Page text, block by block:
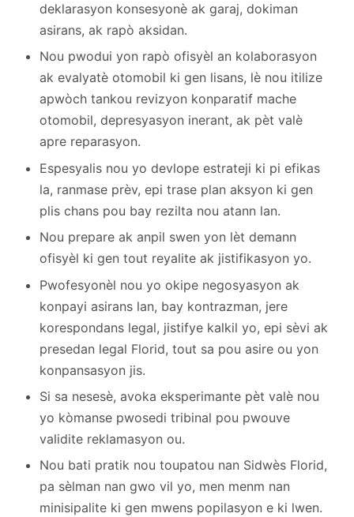
deklarasyon konsesyonè ak garaj, dokiman
asirans, ak rapò aksidan.
Nou pwodui yon rapò ofisyèl an kolaborasyon
ak evalyatè otomobil ki gen lisans, lè nou itilize
apwòch tankou revizyon konparatif mache
otomobil, depresyasyon inerant, ak pèt valè
apre reparasyon.
Espesyalis nou yo devlope estrateji ki pi efikas
la, ranmase prèv, epi trase plan aksyon ki gen
plis chans pou bay rezilta nou atann lan.
Nou prepare ak anpil swen yon lèt demann
ofisyèl ki gen tout reyalite ak jistifikasyon yo.
Pwofesyonèl nou yo okipe negosyasyon ak
konpayi asirans lan, bay kontrazman, jere
korespondans legal, jistifye kalkil yo, epi sèvi ak
presedan legal Florid, tout sa pou asire ou yon
konpansasyon jis.
Si sa nesesè, avoka eksperimante pèt valè nou
yo kòmanse pwosedi tribinal pou pwouve
validite reklamasyon ou.
Nou bati pratik nou toupatou nan Sidwès Florid,
pa sèlman nan gwo vil yo, men menm nan
minisipalite ki gen mwens popilasyon e ki lwen.